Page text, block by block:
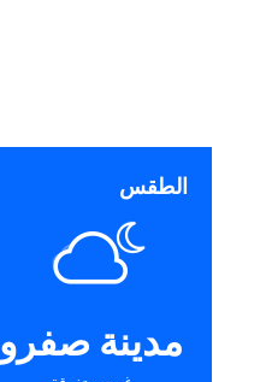
الطقس
مدينة صفرو